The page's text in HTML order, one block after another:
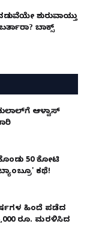
ಶುರುವಾಯ್ತು
ಬಾಕ್ಸ್
ಆಳ್ವಾಸ್
₹50 ಕೋಟಿ
ಕಥೆ!
ಹಿಂದೆ ಪಡೆದ
ರೂ. ಮರಳಿಸಿದ